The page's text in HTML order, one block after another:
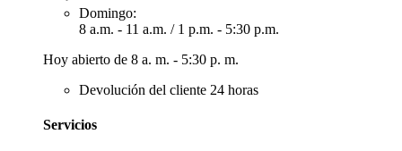
Domingo:
8 a.m. - 11 a.m. / 1 p.m. - 5:30 p.m.
Hoy abierto de 8 a. m. - 5:30 p. m.
Devolución del cliente 24 horas
Servicios